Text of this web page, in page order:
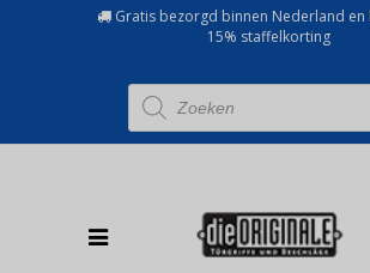
Gratis bezorgd binnen Nederland en
15% staffelkorting
Producten
zoeken